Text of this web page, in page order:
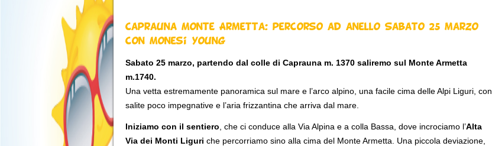
Caprauna Monte Armetta: percorso ad anello Sabato 25 marzo
con Monesi Young
Sabato 25 marzo, partendo dal colle di Caprauna m. 1370 saliremo sul Monte Armetta
m.1740.
Una vetta estremamente panoramica sul mare e l’arco alpino, una facile cima delle Alpi Liguri, con
salite poco impegnative e l’aria frizzantina che arriva dal mare.
Iniziamo con il sentiero , che ci conduce alla Via Alpina e a colla Bassa, dove incrociamo l’Alta
Via dei Monti Liguri che percorriamo sino alla cima del Monte Armetta. Una piccola deviazione,